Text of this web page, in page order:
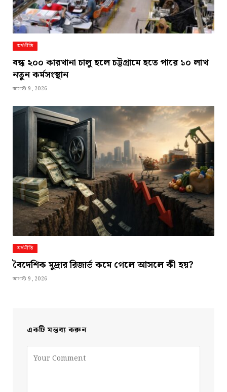
অর্থনীতি
বন্ধ ২০০ কারখানা চালু হলে চট্টগ্রামে হতে পারে ১০ লাখ
নতুন কর্মসংস্থান
আগস্ট 9, 2026
অর্থনীতি
বৈদেশিক মুদ্রার রিজার্ভ কমে গেলে আসলে কী হয়?
আগস্ট 9, 2026
একটি মন্তব্য করুন